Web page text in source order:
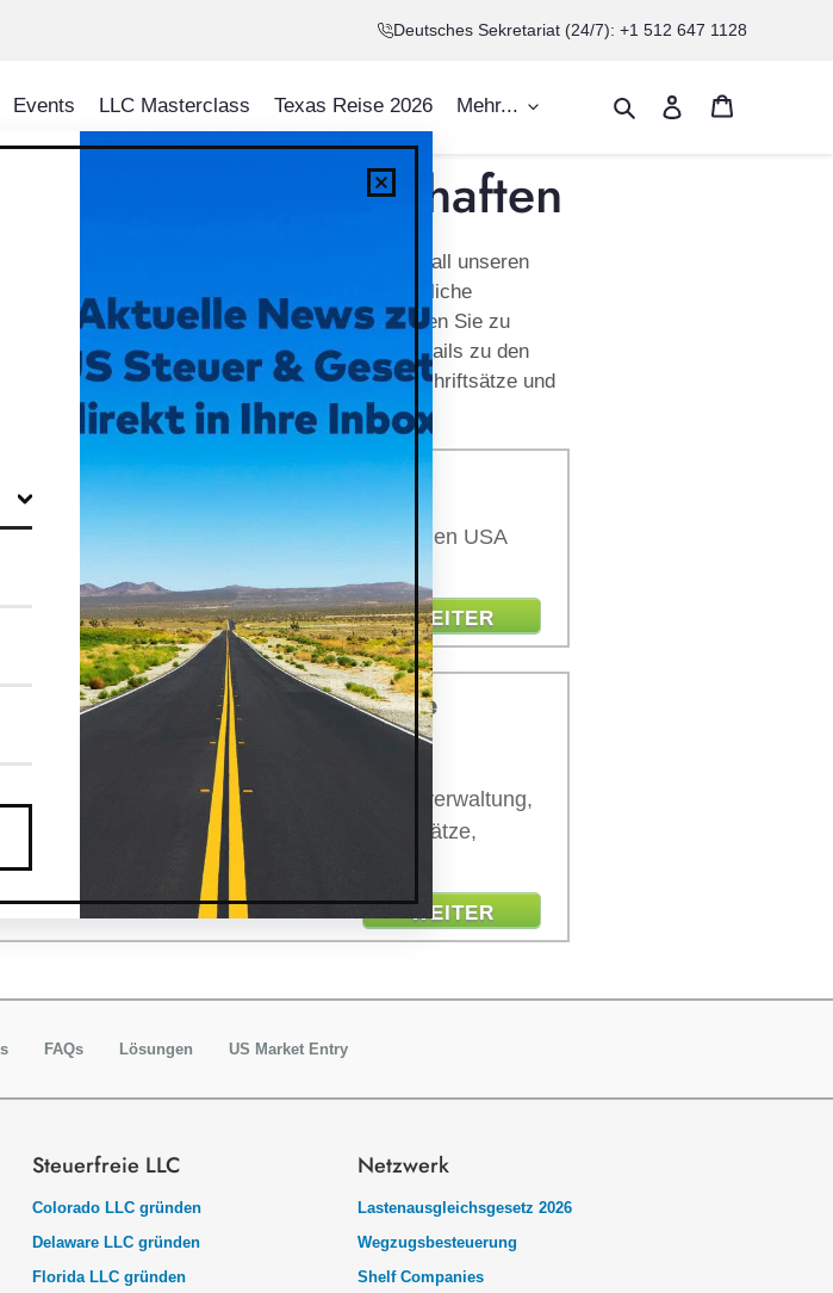
Deutsches Sekretariat (24/7): +1 512 647 1128
Events LLC Masterclass Texas Reise 2026 Mehr... SuchenEinloggen
von US-Gesellschaften
Thema Firmengründung in den USA sowie zu all unseren
der verschiedenen Rechtsformen und ausführliche
Für bestehende US-Gesellschaften gelangen Sie zu
bzw. Unternehmensverwaltung. Neben Details zu den
hinter die Kulissen. Wir fertigen Verträge, Schriftsätze und
im Angebot.
2021
C-Corporation oder Limited Partnership in den USA
das richtige Service-Paket für Sie bereit.
WEITER
Gesellschaften & Corporate
rund um die laufende US-Unternehmensverwaltung,
sowie Satzungen und sonstige Schriftsätze,
WEITER
FAQs Lösungen US Market Entry
Steuerfreie LLC
Colorado LLC gründen
Delaware LLC gründen
Florida LLC gründen
Netzwerk
Lastenausgleichsgesetz 2026
Wegzugsbesteuerung
Shelf Companies